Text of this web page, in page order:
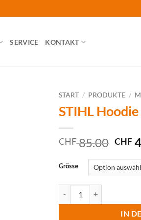
SERVICE KONTAKT
START / PRODUKTE /
STIHL
CHF85.00
war:
CHF
CHF
Grösse
IN